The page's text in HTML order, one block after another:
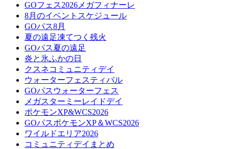
GOフェス2026メガフィナーレ
8月のイベントスケジュール
GOパス8月
夏の遠足凍てつく残火
GOパス夏の遠足
炎と氷ふかの日
クスネコミュニティデイ
ウォーターフェスティバル
GOパスウォーターフェス
メガスターミーレイドデイ
ポケモンXP&WCS2026
GOパスポケモンXP＆WCS2026
ワイルドエリア2026
コミュニティデイまとめ